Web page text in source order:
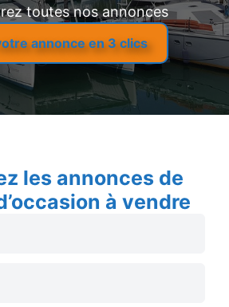
toutes nos annonces
annonce en 3 clics
les annonces de
à vendre